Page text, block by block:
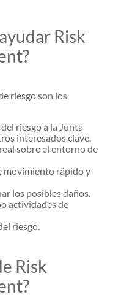
Risk
riesgo son los
riesgo a la Junta
interesados clave.
sobre el entorno de
movimiento rápido y
los posibles daños.
actividades de
riesgo.
Risk